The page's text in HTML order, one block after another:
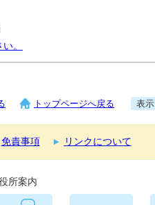
。
トップページへ戻る 表示
免責事項 リンクについて
所案内